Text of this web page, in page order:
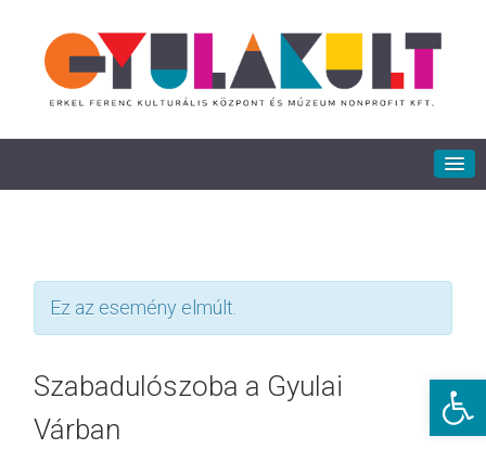
Ez az esemény elmúlt.
Szabadulószoba a Gyulai
Várban